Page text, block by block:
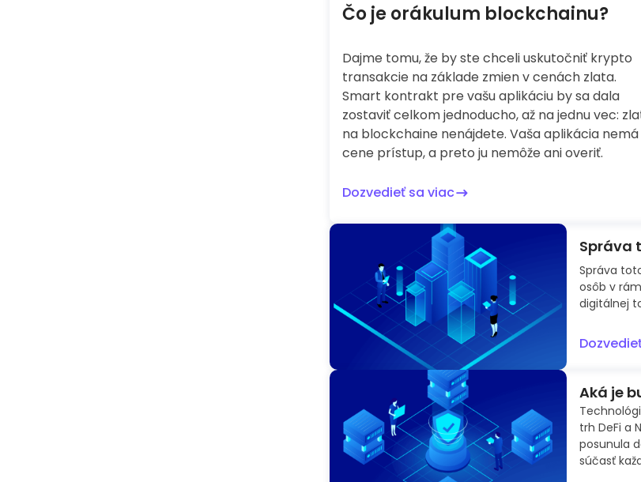
Čo je orákulum blockchainu?
Dajme tomu, že by ste chceli uskutočniť krypto
transakcie na základe zmien v cenách zlata.
Smart kontrakt pre vašu aplikáciu by sa dala
zostaviť celkom jednoducho, až na jednu vec:
na blockchaine nenájdete. Vaša aplikácia nemá
cene prístup, a preto ju nemôže ani overiť.
Dozvedieť sa viac
Správa
Správa
osôb v
digitálnej
Aká je
trh DeFi a
posunula
súčasť